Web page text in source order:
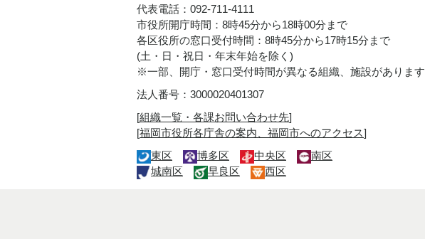
代表電話：092-711-4111
市役所開庁時間：8時45分から18時00分まで
各区役所の窓口受付時間：8時45分から17時15分まで
(土・日・祝日・年末年始を除く)
※一部、開庁・窓口受付時間が異なる組織、施設があります
法人番号：3000020401307
[組織一覧・各課お問い合わせ先]
[福岡市役所各庁舎の案内、福岡市へのアクセス]
東区
博多区 中央区
南区
城南区
早良区 西区